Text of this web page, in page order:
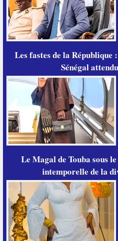
Les fastes de la République
Sénégal
Le Magal de Touba sous
intemporelle de la